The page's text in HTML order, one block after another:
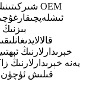
خېرىدارلارنىڭ
يەنە خېرىدارلارنىڭ
قىلىش ئۈچۈن